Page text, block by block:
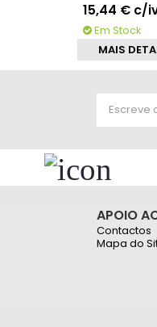
15,44 € c/
Em Stock
MAIS
APOIO
Contactos
Mapa do